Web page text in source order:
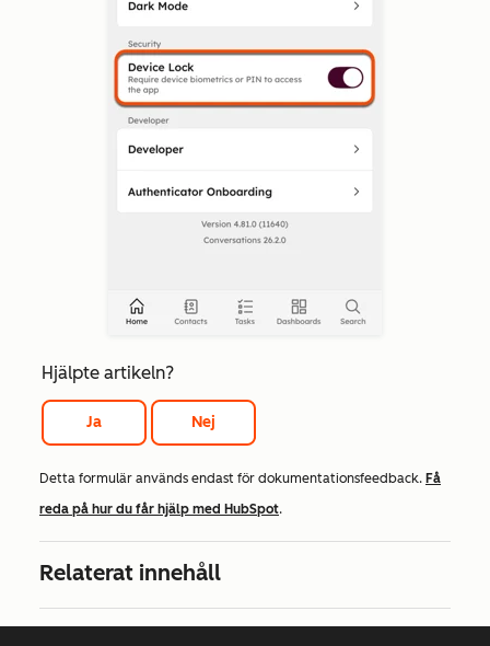
Hjälpte artikeln?
Ja Nej
Detta formulär används endast för dokumentationsfeedback. Få
reda på hur du får hjälp med HubSpot.
Relaterat innehåll